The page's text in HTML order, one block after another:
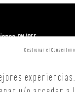
Gestionar el
ON/OFF